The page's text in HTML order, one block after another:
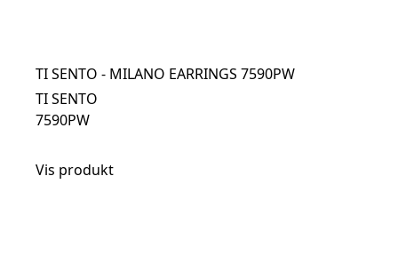
TI SENTO - MILANO EARRINGS 7590PW
TI SENTO
7590PW
Vis produkt